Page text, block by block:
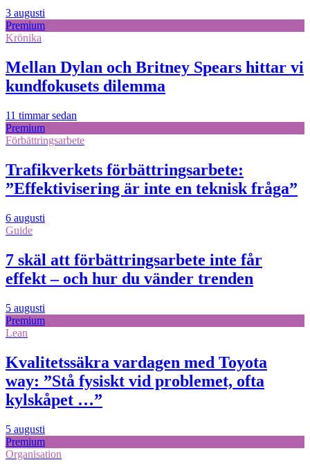
3 augusti
Premium
Krönika
Mellan Dylan och Britney Spears hittar vi
kundfokusets dilemma
11 timmar sedan
Premium
Förbättringsarbete
Trafikverkets förbättringsarbete:
”Effektivisering är inte en teknisk fråga”
6 augusti
Guide
7 skäl att förbättringsarbete inte får
effekt – och hur du vänder trenden
5 augusti
Premium
Lean
Kvalitetssäkra vardagen med Toyota
way: ”Stå fysiskt vid problemet, ofta
kylskåpet …”
5 augusti
Premium
Organisation